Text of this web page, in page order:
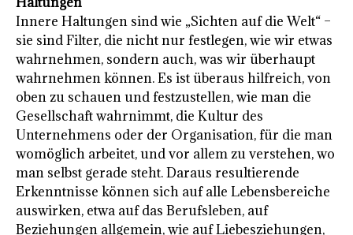
Innere Haltungen sind wie „Sichten auf die Welt“ –
sie sind Filter, die nicht nur festlegen, wie wir etwas
wahrnehmen, sondern auch, was wir überhaupt
wahrnehmen können. Es ist überaus hilfreich, von
oben zu schauen und festzustellen, wie man die
Gesellschaft wahrnimmt, die Kultur des
Unternehmens oder der Organisation, für die man
womöglich arbeitet, und vor allem zu verstehen, wo
man selbst gerade steht. Daraus resultierende
Erkenntnisse können sich auf alle Lebensbereiche
auswirken, etwa auf das Berufsleben, auf
Beziehungen allgemein, wie auf Liebesziehungen,